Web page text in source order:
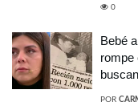
0
Bebé
rompe
POR